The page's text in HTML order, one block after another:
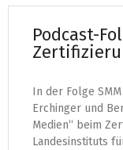
Podcast-
In der Folge
Erchinger und
Medien“ beim
Landesinstituts